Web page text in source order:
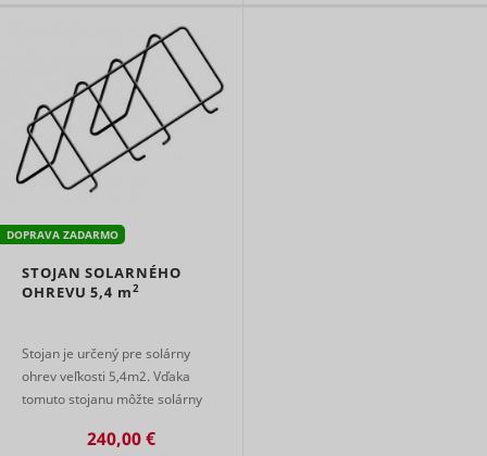
DOPRAVA ZADARMO
STOJAN SOLARNÉHO
OHREVU5,4 m2
Stojan je určený pre solárny
ohrev veľkosti 5,4m2. Vďaka
tomuto stojanu môžte solárny
umiestniť prakticky kamkoľvek
240,00 €